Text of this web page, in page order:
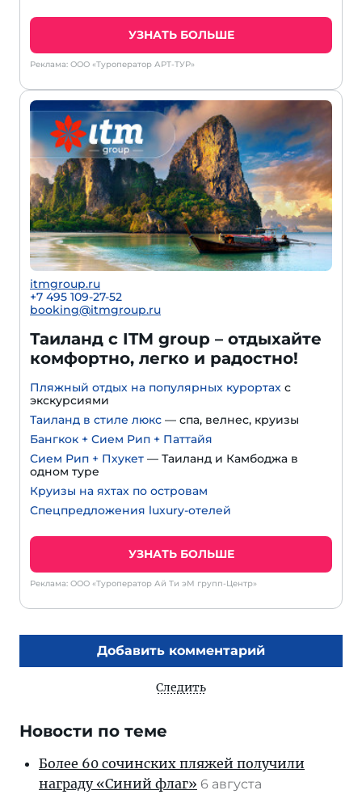
УЗНАТЬ БОЛЬШЕ
Реклама: ООО «Туроператор АРТ-ТУР»
itmgroup.ru
+7 495 109-27-52
booking@itmgroup.ru
Таиланд с ITM group – отдыхайте
комфортно, легко и радостно!
Пляжный отдых на популярных курортах с
экскурсиями
Таиланд в стиле люкс — спа, велнес, круизы
Бангкок + Сием Рип + Паттайя
Сием Рип + Пхукет — Таиланд и Камбоджа в
одном туре
Круизы на яхтах по островам
Спецпредложения luxury-отелей
УЗНАТЬ БОЛЬШЕ
Реклама: ООО «Туроператор Ай Ти эМ групп-Центр»
Добавить комментарий
Следить
Новости по теме
Более 60 сочинских пляжей получили
награду «Синий флаг» 6 августа